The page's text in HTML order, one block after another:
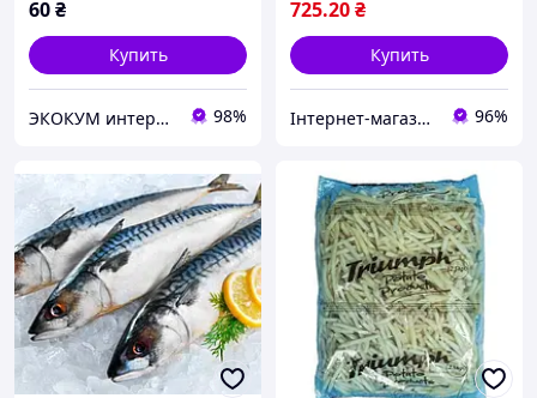
60₴
Купить
ЭКОКУМ интернет магазин 98%
725.20₴
Купить
Інтернет-магазин BioClub 96%